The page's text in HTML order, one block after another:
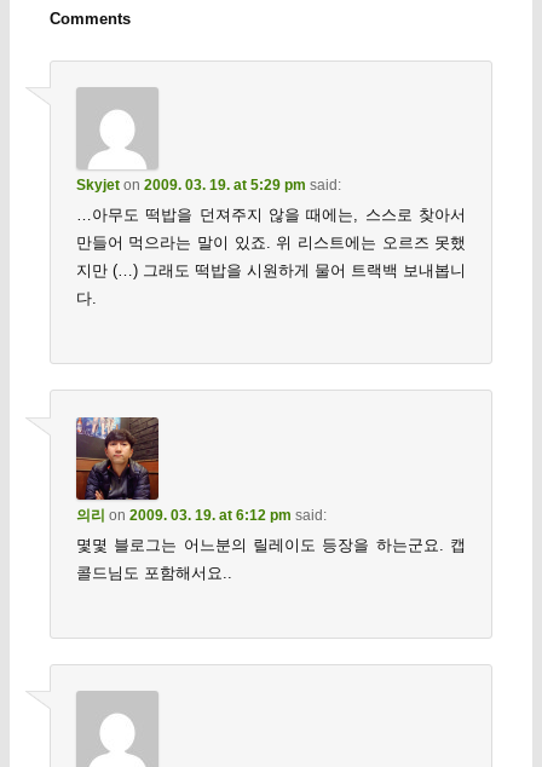
Comments
Skyjeton 2009. 03. 19. at 5:29 pm said:
…아무도 떡밥을 던져주지 않을 때에는, 스스로 찾아서
만들어 먹으라는 말이 있죠. 위 리스트에는 오르즈 못했
지만 (…) 그래도 떡밥을 시원하게 물어 트랙백 보내봅니
다.
의리 on 2009. 03. 19. at 6:12 pm said:
몇몇 블로그는 어느분의 릴레이도 등장을 하는군요. 캡
콜드님도 포함해서요..